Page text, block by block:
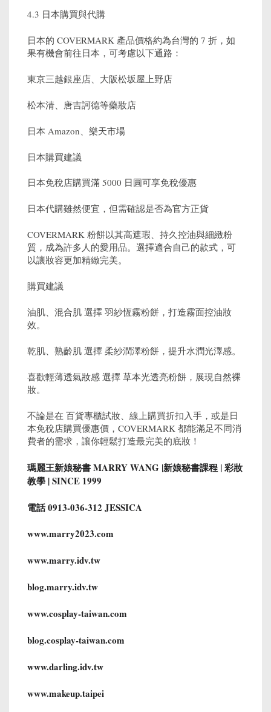
4.3 日本購買與代購
日本的 COVERMARK 產品價格約為台灣的 7 折，如
果有機會前往日本，可考慮以下通路：
東京三越銀座店、大阪松坂屋上野店
松本清、唐吉訶德等藥妝店
日本 Amazon、樂天市場
日本購買建議
日本免稅店購買滿 5000 日圓可享免稅優惠
日本代購雖然便宜，但需確認是否為官方正貨
COVERMARK 粉餅以其高遮瑕、持久控油與細緻粉
質，成為許多人的愛用品。選擇適合自己的款式，可
以讓妝容更加精緻完美。
購買建議
油肌、混合肌 選擇 羽紗恆霧粉餅，打造霧面控油妝
效。
乾肌、熟齡肌 選擇 柔紗潤澤粉餅，提升水潤光澤感。
喜歡輕薄透氣妝感 選擇 草本光透亮粉餅，展現自然裸
妝。
不論是在 百貨專櫃試妝、線上購買折扣入手，或是日
本免稅店購買優惠價，COVERMARK 都能滿足不同消
費者的需求，讓你輕鬆打造最完美的底妝！
瑪麗王新娘秘書 MARRY WANG |新娘秘書課程 | 彩妝
教學 | SINCE 1999
電話 0913-036-312 JESSICA
www.marry2023.com
www.marry.idv.tw
blog.marry.idv.tw
www.cosplay-taiwan.com
blog.cosplay-taiwan.com
www.darling.idv.tw
www.makeup.taipei